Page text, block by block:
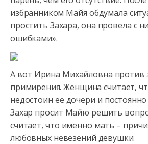
избранником Майя обдумала
простить Захара, она провела с
ошибками».
А вот Ирина Михайловна против
примирения. Женщина считает,
недостоин ее дочери и
Захар просит Майю решить
считает, что именно мать –
любовных невезений девушки.